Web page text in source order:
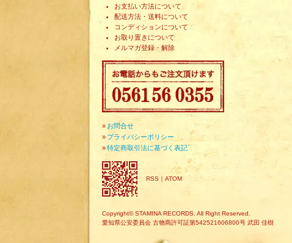
お支払い方法について
配送方法・送料について
コンディションについて
お取り置きについて
メルマガ登録・解除
» お問合せ
» プライバシーポリシー
»特定商取引法に基づく表記
RSS ｜ ATOM
Copyright© STAMINA RECORDS. All Right Reserved.
愛知県公安委員会 古物商許可証第542521606800号 武田 佳樹